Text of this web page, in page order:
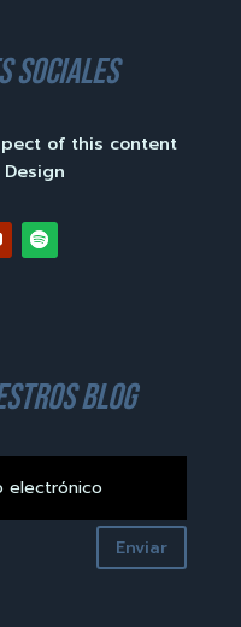
sociales
of this content
blog
Enviar